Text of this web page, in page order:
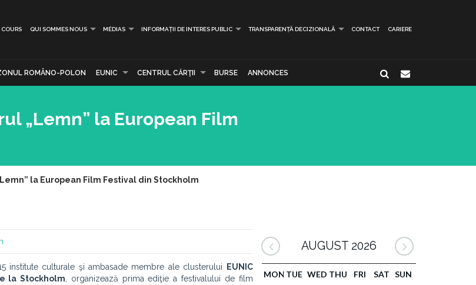
COURS QUI SOMMES NOUS MÉDIAS INFORMAȚII DE INTERES PUBLIC TRANSPARENȚĂ DECIZIONALĂ CONTACT CARIERE
ROMÂNO-POLON EUNIC CENTRUL CĂRŢII BURSE ANNONCES
„Lemn” la European Film
la European Film Festival din Stockholm
institute culturale şi ambasade membre ale clusterului
EUNIC
la Stockholm , organizează prima ediţie a festivalului de film
AUGUST 2026
MON TUE WED THU FRI SAT SUN